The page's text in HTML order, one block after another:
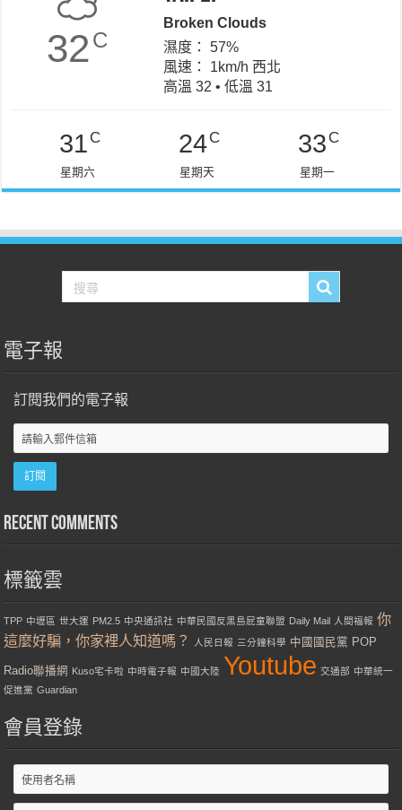
32C
Broken Clouds
濕度： 57%
風速： 1km/h 西北
高溫 32 • 低溫 31
31 C
星期六
24C
星期天
33 C
星期一
電子報
訂閱我們的電子報
Recent Comments
標籤雲
TPP 中壢區 世大運 PM2.5 中央通訊社 中華民國反黑島屁童聯盟 Daily Mail 人間福報 你
這麼好騙，你家裡人知道嗎？
人民日報 三分鐘科學 中國國民黨 POP
Radio聯播網 Kuso宅卡啦 中時電子報 中國大陸 Youtube 交通部 中華統一
促進黨 Guardian
會員登錄